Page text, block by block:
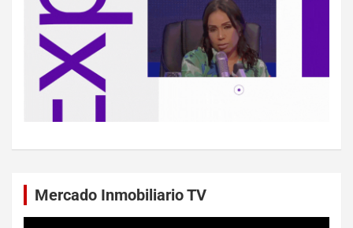
Mercado Inmobiliario TV